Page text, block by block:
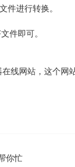
件进行转换。
件即可。
线网站，这个网
你忙